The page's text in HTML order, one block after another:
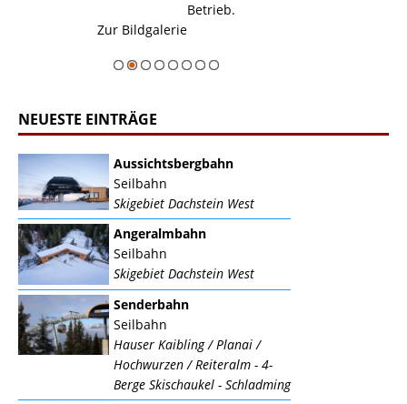
NEUESTE EINTRÄGE
Aussichtsbergbahn
Seilbahn
Skigebiet Dachstein West
Angeralmbahn
Seilbahn
Skigebiet Dachstein West
Senderbahn
Seilbahn
Hauser Kaibling / Planai /
Hochwurzen / Reiteralm - 4-
Berge Skischaukel - Schladming